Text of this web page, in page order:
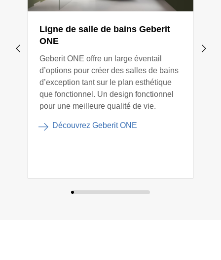
Ligne de salle de bains Geberit
ONE
Geberit ONE offre un large éventail
d’options pour créer des salles de bains
d’exception tant sur le plan esthétique
que fonctionnel. Un design fonctionnel
pour une meilleure qualité de vie.
Découvrez Geberit ONE